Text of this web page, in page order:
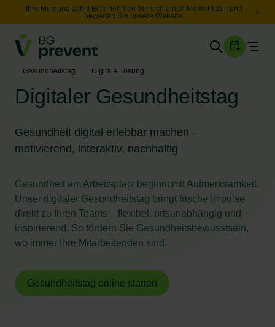
Ihre Meinung zählt! Bitte nehmen Sie sich einen Moment Zeit und
bewerten Sie unsere Website.
Gesundheit
Sicherheit
Karriere
Unternehmen
Suche
Leichte Sprache
Gesundheitstag Digitale Lösung
Digitaler Gesundheitstag
Gesundheit digital erlebbar machen –
motivierend, interaktiv, nachhaltig
Gesundheit am Arbeitsplatz beginnt mit Aufmerksamkeit.
Unser digitaler Gesundheitstag bringt frische Impulse
direkt zu Ihren Teams – flexibel, ortsunabhängig und
inspirierend. So fördern Sie Gesundheitsbewusstsein,
wo immer Ihre Mitarbeitenden sind.
Gesundheitstag online starten